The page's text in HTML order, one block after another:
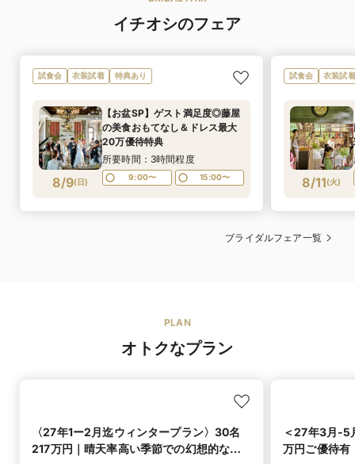
ウエディングドレス 7号〜／カラードレス 7号〜／タキ
シード ASS〜
レンタル価格
ウエディングドレス 181,500円〜／カラードレス
181,500円〜／タキシード 143,000円〜
マタニティド
レス
マタニティ専用は無いが、お客様のご体型によってプロ
の補正チームでお直し。また専属コーディネーターがご
体型やご体調に合わせて、ドレスのご提案をいたしま
す。
有料
ご自身でお持ちの物であればお持ち込み料金はいただき
豪華1.8万円ご試食を無料体験できるフェアはこちら
料理の種類 和洋折衷、ジャパニーズキュイジーヌ
料理料金
14,300円〜24,200円
PRIMEコース(14,300円)
SUPERIORコース(18,150円)
SHINSHU SELECTION(19,800円)
CHEF'S SELECTION(23,100円)
パーティーをより一層華やかにする、デザートビュッ
おいしい料理は、人を笑顔にします。
おいしい料理は、会話を弾ませ、心を躍らせます。
贅沢に使って創作する"フジヤ キュイジーヌ"。その
年、その季節、その土地でしか出会うことのできない魅
イチオシのフェア
試食会 衣装試着 特典あり
8/9(日)
【お盆SP】ゲスト満足度◎藤屋
の美食おもてなし＆ドレス最大
20万優待特典
所要時間：3時間程度
9:00〜 15:00〜
試食会 衣装試着
8/11(火)
ブライダルフェア一覧
PLAN
オトクなプラン
〈27年1ー2月迄ウィンタープラン〉30名
217万円｜晴天率高い季節での幻想的なW
＜27年3月-5
万円ご優待有